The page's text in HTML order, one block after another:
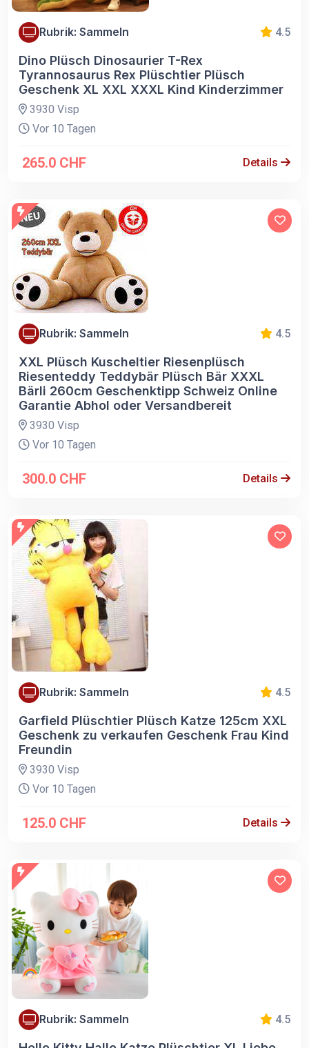
Rubrik: Sammeln 4.5
Dino Plüsch Dinosaurier T-Rex
Tyrannosaurus Rex Plüschtier Plüsch
Geschenk XL XXL XXXL Kind Kinderzimmer
3930 Visp
Vor 10 Tagen
265.0 CHF Details
Rubrik: Sammeln 4.5
XXL Plüsch Kuscheltier Riesenplüsch
Riesenteddy Teddybär Plüsch Bär XXXL
Bärli 260cm Geschenktipp Schweiz Online
Garantie Abhol oder Versandbereit
3930 Visp
Vor 10 Tagen
300.0 CHF Details
Rubrik: Sammeln 4.5
Garfield Plüschtier Plüsch Katze 125cm XXL
Geschenk zu verkaufen Geschenk Frau Kind
Freundin
3930 Visp
Vor 10 Tagen
125.0 CHF Details
Rubrik: Sammeln 4.5